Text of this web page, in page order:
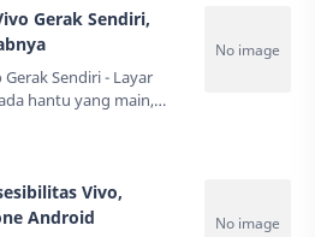
Gerak Sendiri,
Sendiri - Layar
hantu yang main,
nomor kontak
kita. Wa…
Vivo,
Android